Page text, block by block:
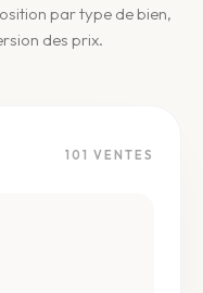
par type de bien,
des prix.
101 VENTES